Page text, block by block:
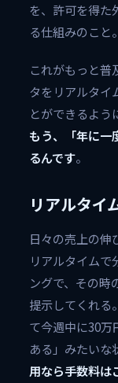
を、許可を得た
る仕組みのこと。
これがもっと普
タをリアルタイ
とができるよう
もう、「年に一
るんです。
リアルタイ
日々の売上の伸
リアルタイムで
ングで、その時
提示してくれる
て今週中に30
ある」みたいな
用なら手数料は